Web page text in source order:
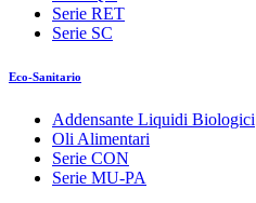
Serie RET
Serie SC
Eco-Sanitario
Addensante Liquidi Biologici
Oli Alimentari
Serie CON
Serie MU-PA